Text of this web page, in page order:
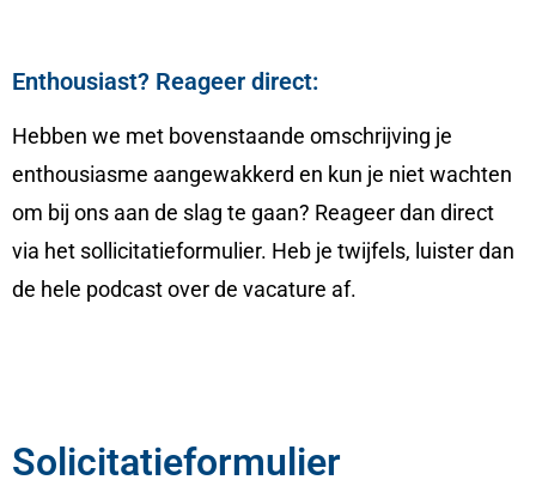
Enthousiast? Reageer direct:
Hebben we met bovenstaande omschrijving je
enthousiasme aangewakkerd en kun je niet wachten
om bij ons aan de slag te gaan? Reageer dan direct
via het sollicitatieformulier. Heb je twijfels, luister dan
de hele podcast over de vacature af.
Solicitatieformulier